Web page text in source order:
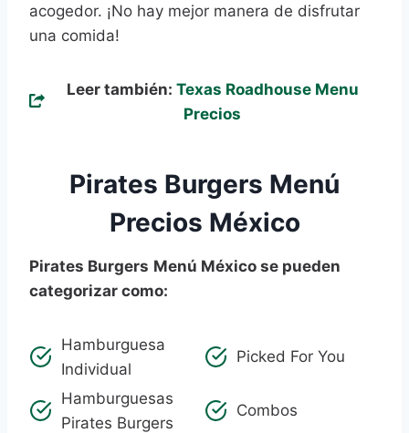
acogedor. ¡No hay mejor manera de disfrutar
una comida!
Leer también: Texas Roadhouse Menu
Precios
Pirates Burgers Menú
Precios México
Pirates Burgers Menú México se pueden
categorizar como:
Hamburguesa
Individual
Picked For You
Hamburguesas
Pirates Burgers
Combos